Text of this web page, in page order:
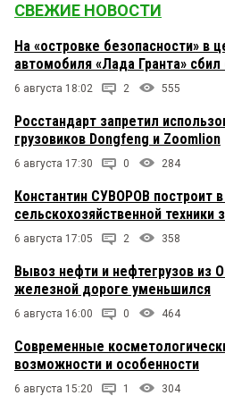
СВЕЖИЕ НОВОСТИ
На «островке безопасности» в
автомобиля «Лада Гранта»
6 августа 18:02 2 555
Росстандарт запретил
грузовиков Dongfeng и Zoomlion
6 августа 17:30 0 284
Константин СУВОРОВ построит
сельскохозяйственной техники
6 августа 17:05 2 358
Вывоз нефти и нефтегрузов из
железной дороге уменьшился
6 августа 16:00 0 464
Современные
возможности и особенности
6 августа 15:20 1 304